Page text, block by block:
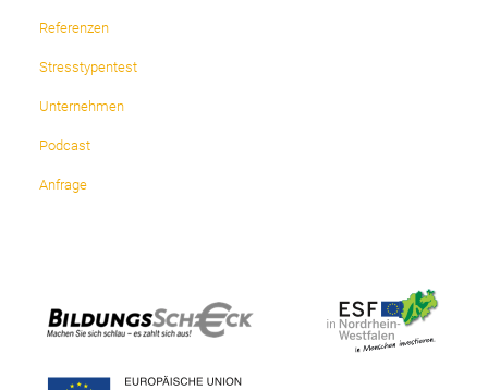
Referenzen
Stresstypentest
Unternehmen
Podcast
Anfrage